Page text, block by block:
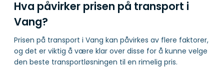
Hva påvirker prisen på transport i
Vang?
Prisen på transport i Vang kan påvirkes av flere faktorer,
og det er viktig å være klar over disse for å kunne velge
den beste transportløsningen til en rimelig pris.